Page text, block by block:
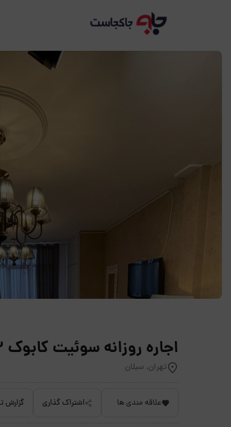
اجاره روزانه سوئیت کابوک 3 سبلان - تهران
تهران, سبلان
علاقه مندی ها اشتراک گذاری گزارش